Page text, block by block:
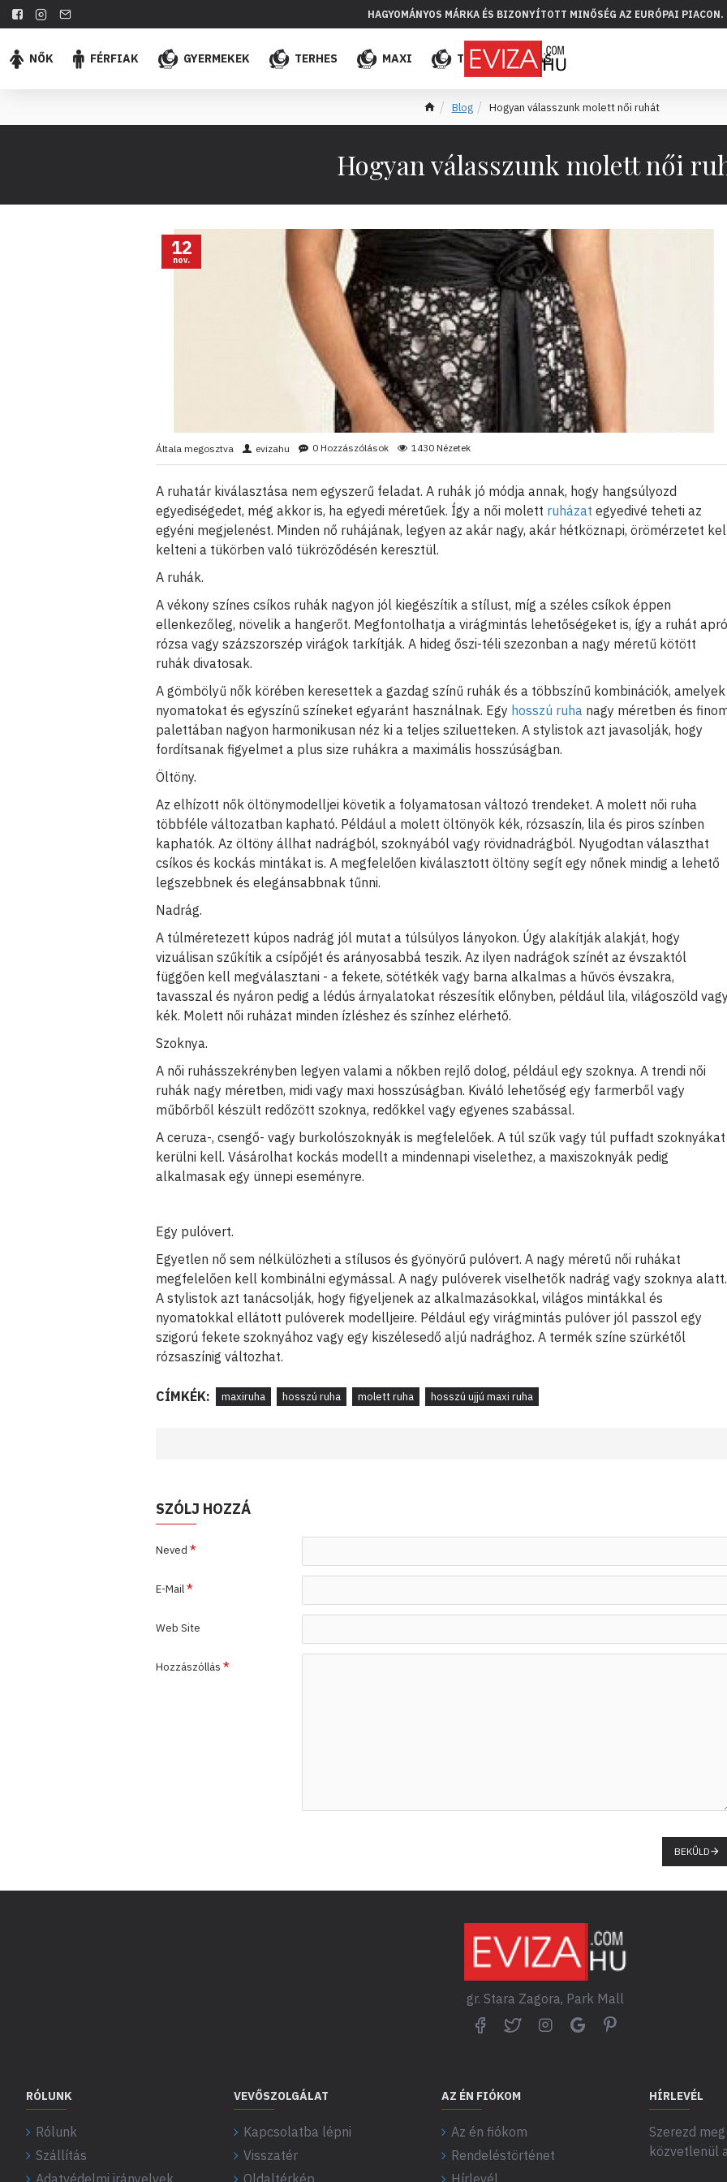
HAGYOMÁNYOS MÁRKA ÉS BIZONYÍTOTT MINŐSÉG AZ EURÓPAI PIACON.
NŐK FÉRFIAK GYERMEKEK TERHES MAXI TÖBB ELADÁS
Blog Hogyan válasszunk molett női ruhát
Hogyan válasszunk molett női
12
nov.
Általa megosztva evizahu 0 Hozzászólások 1430 Nézetek
A ruhatár kiválasztása nem egyszerű feladat. A ruhák jó módja annak, hogy hangsúlyozd
egyediségedet, még akkor is, ha egyedi méretűek. Így a női molett ruházat egyedivé teheti az
egyéni megjelenést. Minden nő ruhájának, legyen az akár nagy, akár hétköznapi, örömérzetet
kelteni a tükörben való tükröződésén keresztül.
A ruhák.
A vékony színes csíkos ruhák nagyon jól kiegészítik a stílust, míg a széles csíkok éppen
ellenkezőleg, növelik a hangerőt. Megfontolhatja a virágmintás lehetőségeket is, így a ruhát apró
rózsa vagy százszorszép virágok tarkítják. A hideg őszi-téli szezonban a nagy méretű kötött
ruhák divatosak.
A gömbölyű nők körében keresettek a gazdag színű ruhák és a többszínű kombinációk, amelyek
nyomatokat és egyszínű színeket egyaránt használnak. Egy hosszú ruha nagy méretben és
palettában nagyon harmonikusan néz ki a teljes sziluetteken. A stylistok azt javasolják, hogy
fordítsanak figyelmet a plus size ruhákra a maximális hosszúságban.
Öltöny.
Az elhízott nők öltönymodelljei követik a folyamatosan változó trendeket. A molett női ruha
többféle változatban kapható. Például a molett öltönyök kék, rózsaszín, lila és piros színben
kaphatók. Az öltöny állhat nadrágból, szoknyából vagy rövidnadrágból. Nyugodtan választhat
csíkos és kockás mintákat is. A megfelelően kiválasztott öltöny segít egy nőnek mindig a lehető
legszebbnek és elegánsabbnak tűnni.
Nadrág.
A túlméretezett kúpos nadrág jól mutat a túlsúlyos lányokon. Úgy alakítják alakját, hogy
vizuálisan szűkítik a csípőjét és arányosabbá teszik. Az ilyen nadrágok színét az évszaktól
függően kell megválasztani - a fekete, sötétkék vagy barna alkalmas a hűvös évszakra,
tavasszal és nyáron pedig a lédús árnyalatokat részesítik előnyben, például lila, világoszöld
kék. Molett női ruházat minden ízléshez és színhez elérhető.
Szoknya.
A női ruhásszekrényben legyen valami a nőkben rejlő dolog, például egy szoknya. A trendi női
ruhák nagy méretben, midi vagy maxi hosszúságban. Kiváló lehetőség egy farmerből vagy
műbőrből készült redőzött szoknya, redőkkel vagy egyenes szabással.
A ceruza-, csengő- vagy burkolószoknyák is megfelelőek. A túl szűk vagy túl puffadt szoknyákat
kerülni kell. Vásárolhat kockás modellt a mindennapi viselethez, a maxiszoknyák pedig
alkalmasak egy ünnepi eseményre.
Egy pulóvert.
Egyetlen nő sem nélkülözheti a stílusos és gyönyörű pulóvert. A nagy méretű női ruhákat
megfelelően kell kombinálni egymással. A nagy pulóverek viselhetők nadrág vagy szoknya alatt.
A stylistok azt tanácsolják, hogy figyeljenek az alkalmazásokkal, világos mintákkal és
nyomatokkal ellátott pulóverek modelljeire. Például egy virágmintás pulóver jól passzol egy
szigorú fekete szoknyához vagy egy kiszélesedő aljú nadrághoz. A termék színe szürkétől
rózsaszínig változhat.
CÍMKÉK: maxiruha hosszú ruha molett ruha hosszú ujjú maxi ruha
SZÓLJ HOZZÁ
Neved
E-Mail
Web Site
Hozzászóllás
BEKŰLD
gr. Stara Zagora, Park Mall
RÓLUNK
Rólunk
Szállítás
VEVŐSZOLGÁLAT
Kapcsolatba lépni
Visszatér
AZ ÉN FIÓKOM
Az én fiókom
Rendeléstörténet
HÍRLEVÉL
Szerezd
közvetlenül